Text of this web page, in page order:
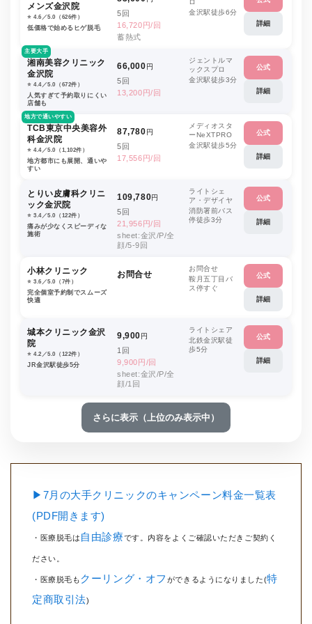
メンズ金沢院
⭐️ 4.6／5.0（626件）
低価格で始めるヒゲ脱毛
5回
16,720円/回
蓄熱式
ロ
金沢駅徒歩6分
詳細
主要大手
湘南美容クリニック
金沢院
⭐️ 4.4／5.0（672件）
人気すぎて予約取りにくい
店舗も
66,000円
5回
13,200円/回
ジェントルマ
ックスプロ
金沢駅徒歩3分
公式
詳細
地方で通いやすい
TCB東京中央美容外
科金沢院
⭐️ 4.4／5.0（1,102件）
地方都市にも展開、通いや
すい
87,780円
5回
17,556円/回
メディオスタ
ーNeXTPRO
金沢駅徒歩5分
公式
詳細
とりい皮膚科クリニ
ック金沢院
⭐️ 3.4／5.0（122件）
痛みが少なくスピーディな
施術
109,780円
5回
21,956円/回
sheet:金沢/P/全
顔/5-9回
ライトシェ
ア・デザイヤ
消防署前バス
停徒歩3分
公式
詳細
小林クリニック
⭐️ 3.6／5.0（7件）
完全個室予約制でスムーズ
快適
お問合せ
お問合せ
鞍月五丁目バ
ス停すぐ
公式
詳細
城本クリニック金沢
院
⭐️ 4.2／5.0（122件）
JR金沢駅徒歩5分
9,900円
1回
9,900円/回
sheet:金沢/P/全
顔/1回
ライトシェア
北鉄金沢駅徒
歩5分
公式
詳細
さらに表示（上位のみ表示中）
▶7月の大手クリニックのキャンペーン料金一覧表
(PDF開きます)
・医療脱毛は 自由診療です。内容をよくご確認いただきご契約く
ださい。
・医療脱毛も クーリング・オフ ができるようになりました(特
定商取引法)